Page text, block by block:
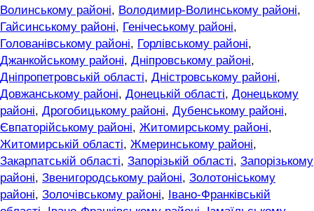
Волинському районі, Володимир-Волинському районі,
Гайсинському районі, Генічеському районі,
Голованівському районі, Горлівському районі,
Джанкойському районі, Дніпровському районі,
Дніпропетровській області, Дністровському районі,
Довжанському районі, Донецькій області, Донецькому
районі, Дрогобицькому районі, Дубенському районі,
Євпаторійському районі, Житомирському районі,
Житомирській області, Жмеринському районі,
Закарпатській області, Запорізькій області, Запорізькому
районі, Звенигородському районі, Золотоніському
районі, Золочівському районі,
Івано-Франківській